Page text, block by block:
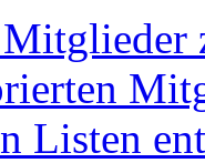
Listen